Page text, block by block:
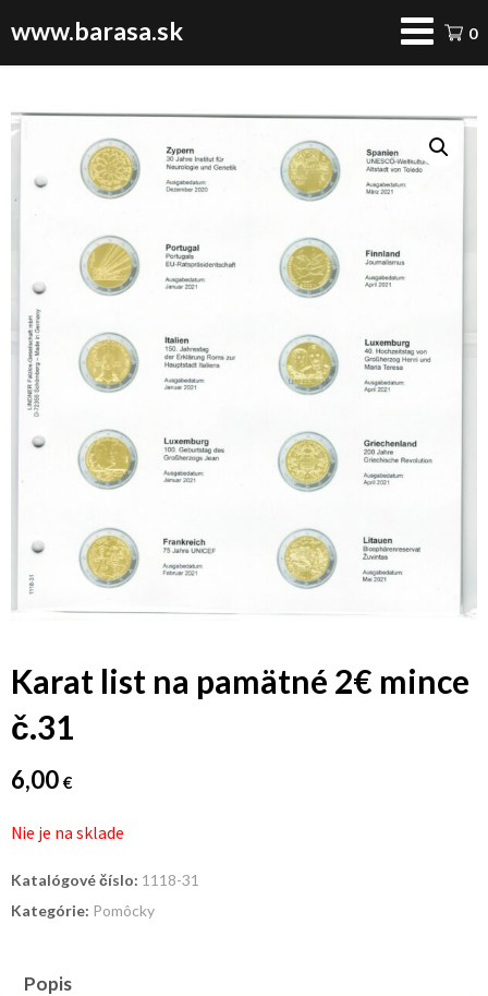
www.barasa.sk 0
Karat list na pamätné 2€ mince
č.31
6,00 €
Nie je na sklade
Katalógové číslo: 1118-31
Kategórie: Pomôcky
Popis